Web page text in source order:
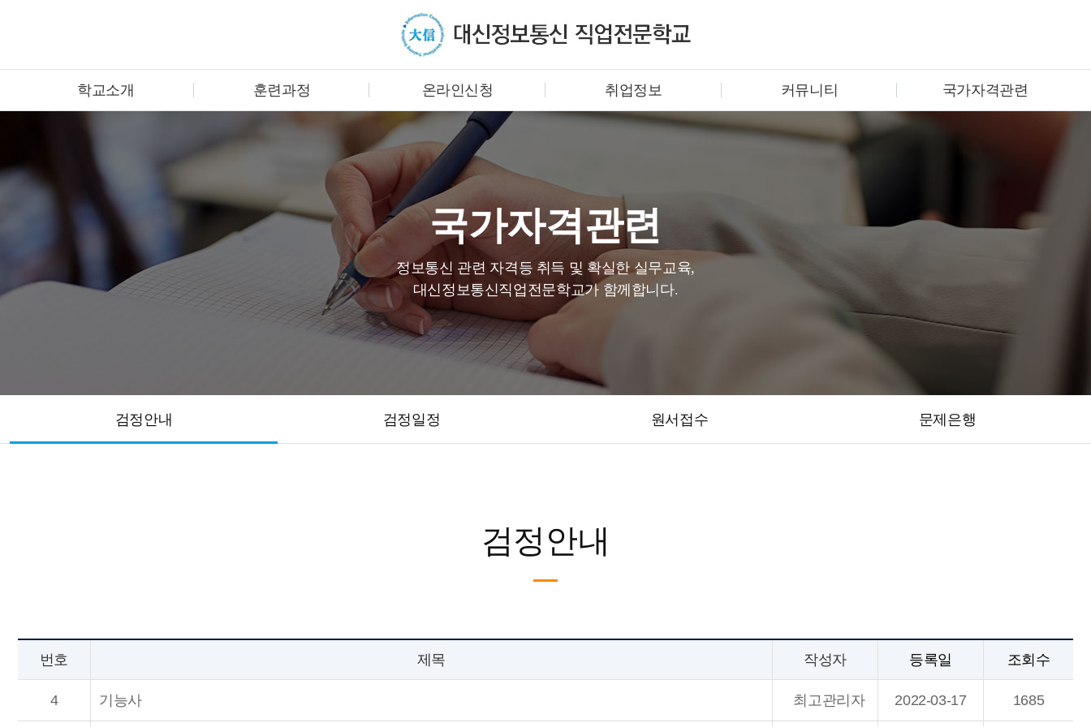
학교소개 훈련과정 온라인신청 취업정보 커뮤니티 국가자격관련
국가자격관련
정보통신 관련 자격등 취득 및 확실한 실무교육,
대신정보통신직업전문학교가 함께합니다.
검정안내 검정일정 원서접수 문제은행
검정안내
번호 제목 작성자 등록일 조회수
4 기능사 최고관리자 2022-03-17 1685